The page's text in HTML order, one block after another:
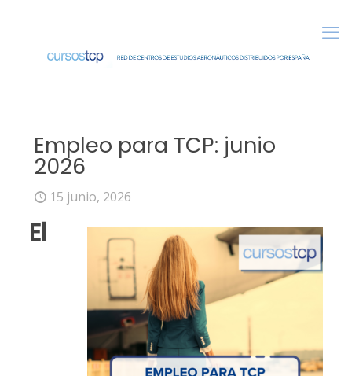
Empleo para TCP: junio
2026
15 junio, 2026
El